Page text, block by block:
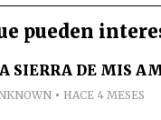
pueden
SIERRA DE MIS
HACE 4 MESES